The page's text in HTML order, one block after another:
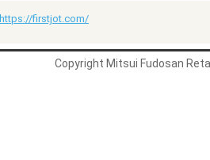
https://firstjot.com/
Copyright Mitsui Fudosan